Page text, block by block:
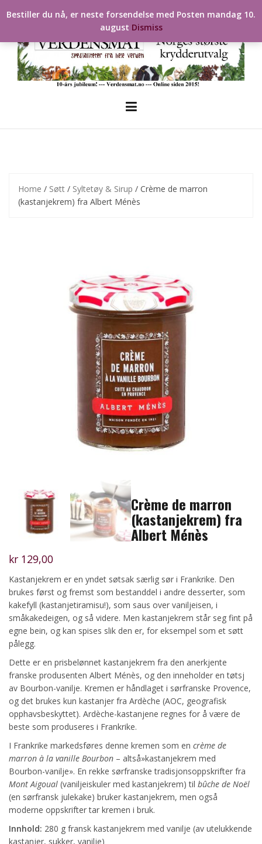
to
Home / Søtt / Syltetøy & Sirup / Crème de marron
(kastanjekrem) fra Albert Ménès
Crème de marron
(kastanjekrem) fra
Albert Ménès
kr 129,00
Kastanjekrem er en yndet søtsak særlig sør i Frankrike. Den
brukes først og fremst som bestanddel i andre desserter, som
kakefyll (kastanjetiramisu!), som saus over vaniljeisen, i
småkakedeigen, og så videre. Men kastanjekrem står seg fint på
egne bein, og kan spises slik den er, for eksempel som et søtt
pålegg.
Dette er en prisbelønnet kastanjekrem fra den anerkjente
franske produsenten Albert Ménès, og den inneholder en tøtsj
av Bourbon-vanilje. Kremen er håndlaget i sørfranske Provence,
og det brukes kun kastanjer fra Ardèche (AOC, geografisk
opphavsbeskyttet). Ardèche-kastanjene regnes for å være de
beste som produseres i Frankrike.
I Frankrike markedsføres denne kremen som en crème de
marron à la vanille Bourbon – altså»kastanjekrem med
Bourbon-vanilje». En rekke sørfranske tradisjonsoppskrifter fra
Mont Aigoual (vaniljeiskuler med kastanjekrem) til bûche de Noël
(en sørfransk julekake) bruker kastanjekrem, men også
moderne oppskrifter tar kremen i bruk.
Innhold: 280 g fransk kastanjekrem med vanilje (av utelukkende
kastanjer, sukker, vanilje)
Bestiller du nå, er neste forsendelse med Posten mandag 10.
august Dismiss